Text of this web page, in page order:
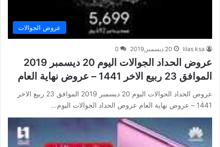
عروض الجوالات
lilas ksa 20 ديسمبر,2019 0
عروض الحداد الجوالات اليوم 20 ديسمبر 2019
الموافق 23 ربيع الاخر 1441 – عروض نهاية العام
عروض الحداد الجوالات اليوم 20 ديسمبر 2019 الموافق 23 ربيع الاخر
1441 – عروض نهاية العام عروض الحداد الجوالات اليوم…